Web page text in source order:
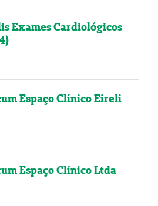
Exames Cardiológicos
Espaço Clínico Eireli
Espaço Clínico Ltda